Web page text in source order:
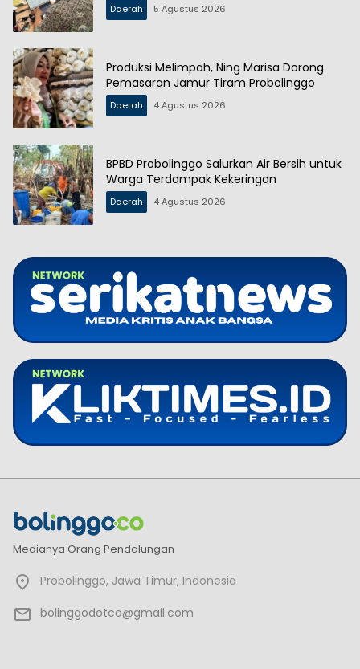
Daerah 5 Agustus 2026
Produksi Melimpah, Ning Marisa Dorong
Pemasaran Jamur Tiram Probolinggo
Daerah 4 Agustus 2026
BPBD Probolinggo Salurkan Air Bersih untuk
Warga Terdampak Kekeringan
Daerah 4 Agustus 2026
Medianya Orang Pendalungan
Probolinggo, Jawa Timur, Indonesia
bolinggodotco@gmail.com